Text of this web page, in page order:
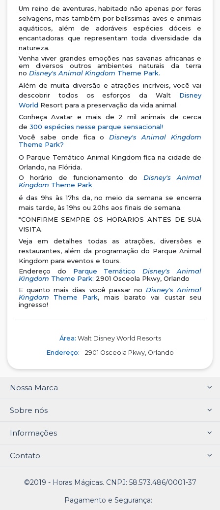
Um reino de aventuras, habitado não apenas por feras
selvagens, mas também por belíssimas aves e animais
aquáticos, além de adoráveis espécies dóceis e
encantadoras que representam toda diversidade da
natureza.
Venha viver grandes emoções nas savanas africanas e
em diversos outros ambientes naturais da terra
no Disney's Animal Kingdom Theme Park.
Além de muita diversão e atrações incríveis, você vai
descobrir todos os esforços da Walt Disney
World Resort para a preservação da vida animal.
Conheça Avatar e mais de 2 mil animais de cerca
de 300 espécies nesse parque sensacional!
Você sabe onde fica oDisney's Animal Kingdom
Theme Park?
O Parque Temático Animal Kingdom fica na cidade de
Orlando, na Flórida.
O horário de funcionamento do Disney's Animal
Kingdom Theme Park
é das 9hs às 17hs da, no meio da semana se encerra
mais tarde, às 19hs ou 20hs aos finais de semana.
*CONFIRME SEMPRE OS HORARIOS ANTES DE SUA
VISITA.
Veja em detalhes todas as atrações, diversões e
restaurantes, além da programação do Parque Animal
Kingdom para eventos e tours.
Endereço do Parque Temático Disney's Animal
Kingdom Theme Park: 2901 Osceola Pkwy, Orlando
E quanto mais dias você passar no Disney's Animal
Kingdom Theme Park, mais barato vai custar seu
ingresso!
Área: Walt Disney World Resorts
Endereço:
2901 Osceola Pkwy, Orlando
Nossa Marca
Sobre nós
Informações
Contato
©2019 - Horas Mágicas. CNPJ: 58.573.486/0001-37
Pagamento e Segurança: